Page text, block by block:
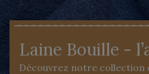
Laine Bouille -
Découvrez notre collection